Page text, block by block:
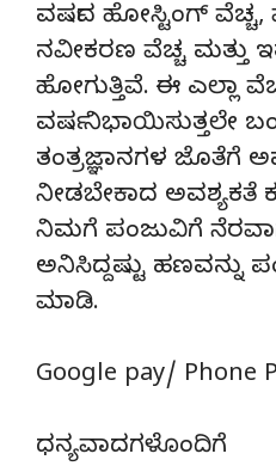
ವರ್ಷದ ಹೋಸ್ಟಿಂಗ್‌
ನವೀಕರಣ ವೆಚ್ಚ ಮತ್ತು
ಹೋಗುತ್ತಿವೆ. ಈ ಎಲ್ಲಾ
ವರ್ಷ ನಿಭಾಯಿಸುತ್ತಲೇ
ತಂತ್ರಜ್ಞಾನಗಳ ಜೊತೆಗೆ
ನೀಡಬೇಕಾದ ಅವಶ್ಯಕತೆ
ನಿಮಗೆ ಪಂಜುವಿಗೆ
ಅನಿಸಿದ್ದಷ್ಟು ಹಣವನ್ನು
ಮಾಡಿ.
Google pay/ Phone
ಧನ್ಯವಾದಗಳೊಂದಿಗೆ